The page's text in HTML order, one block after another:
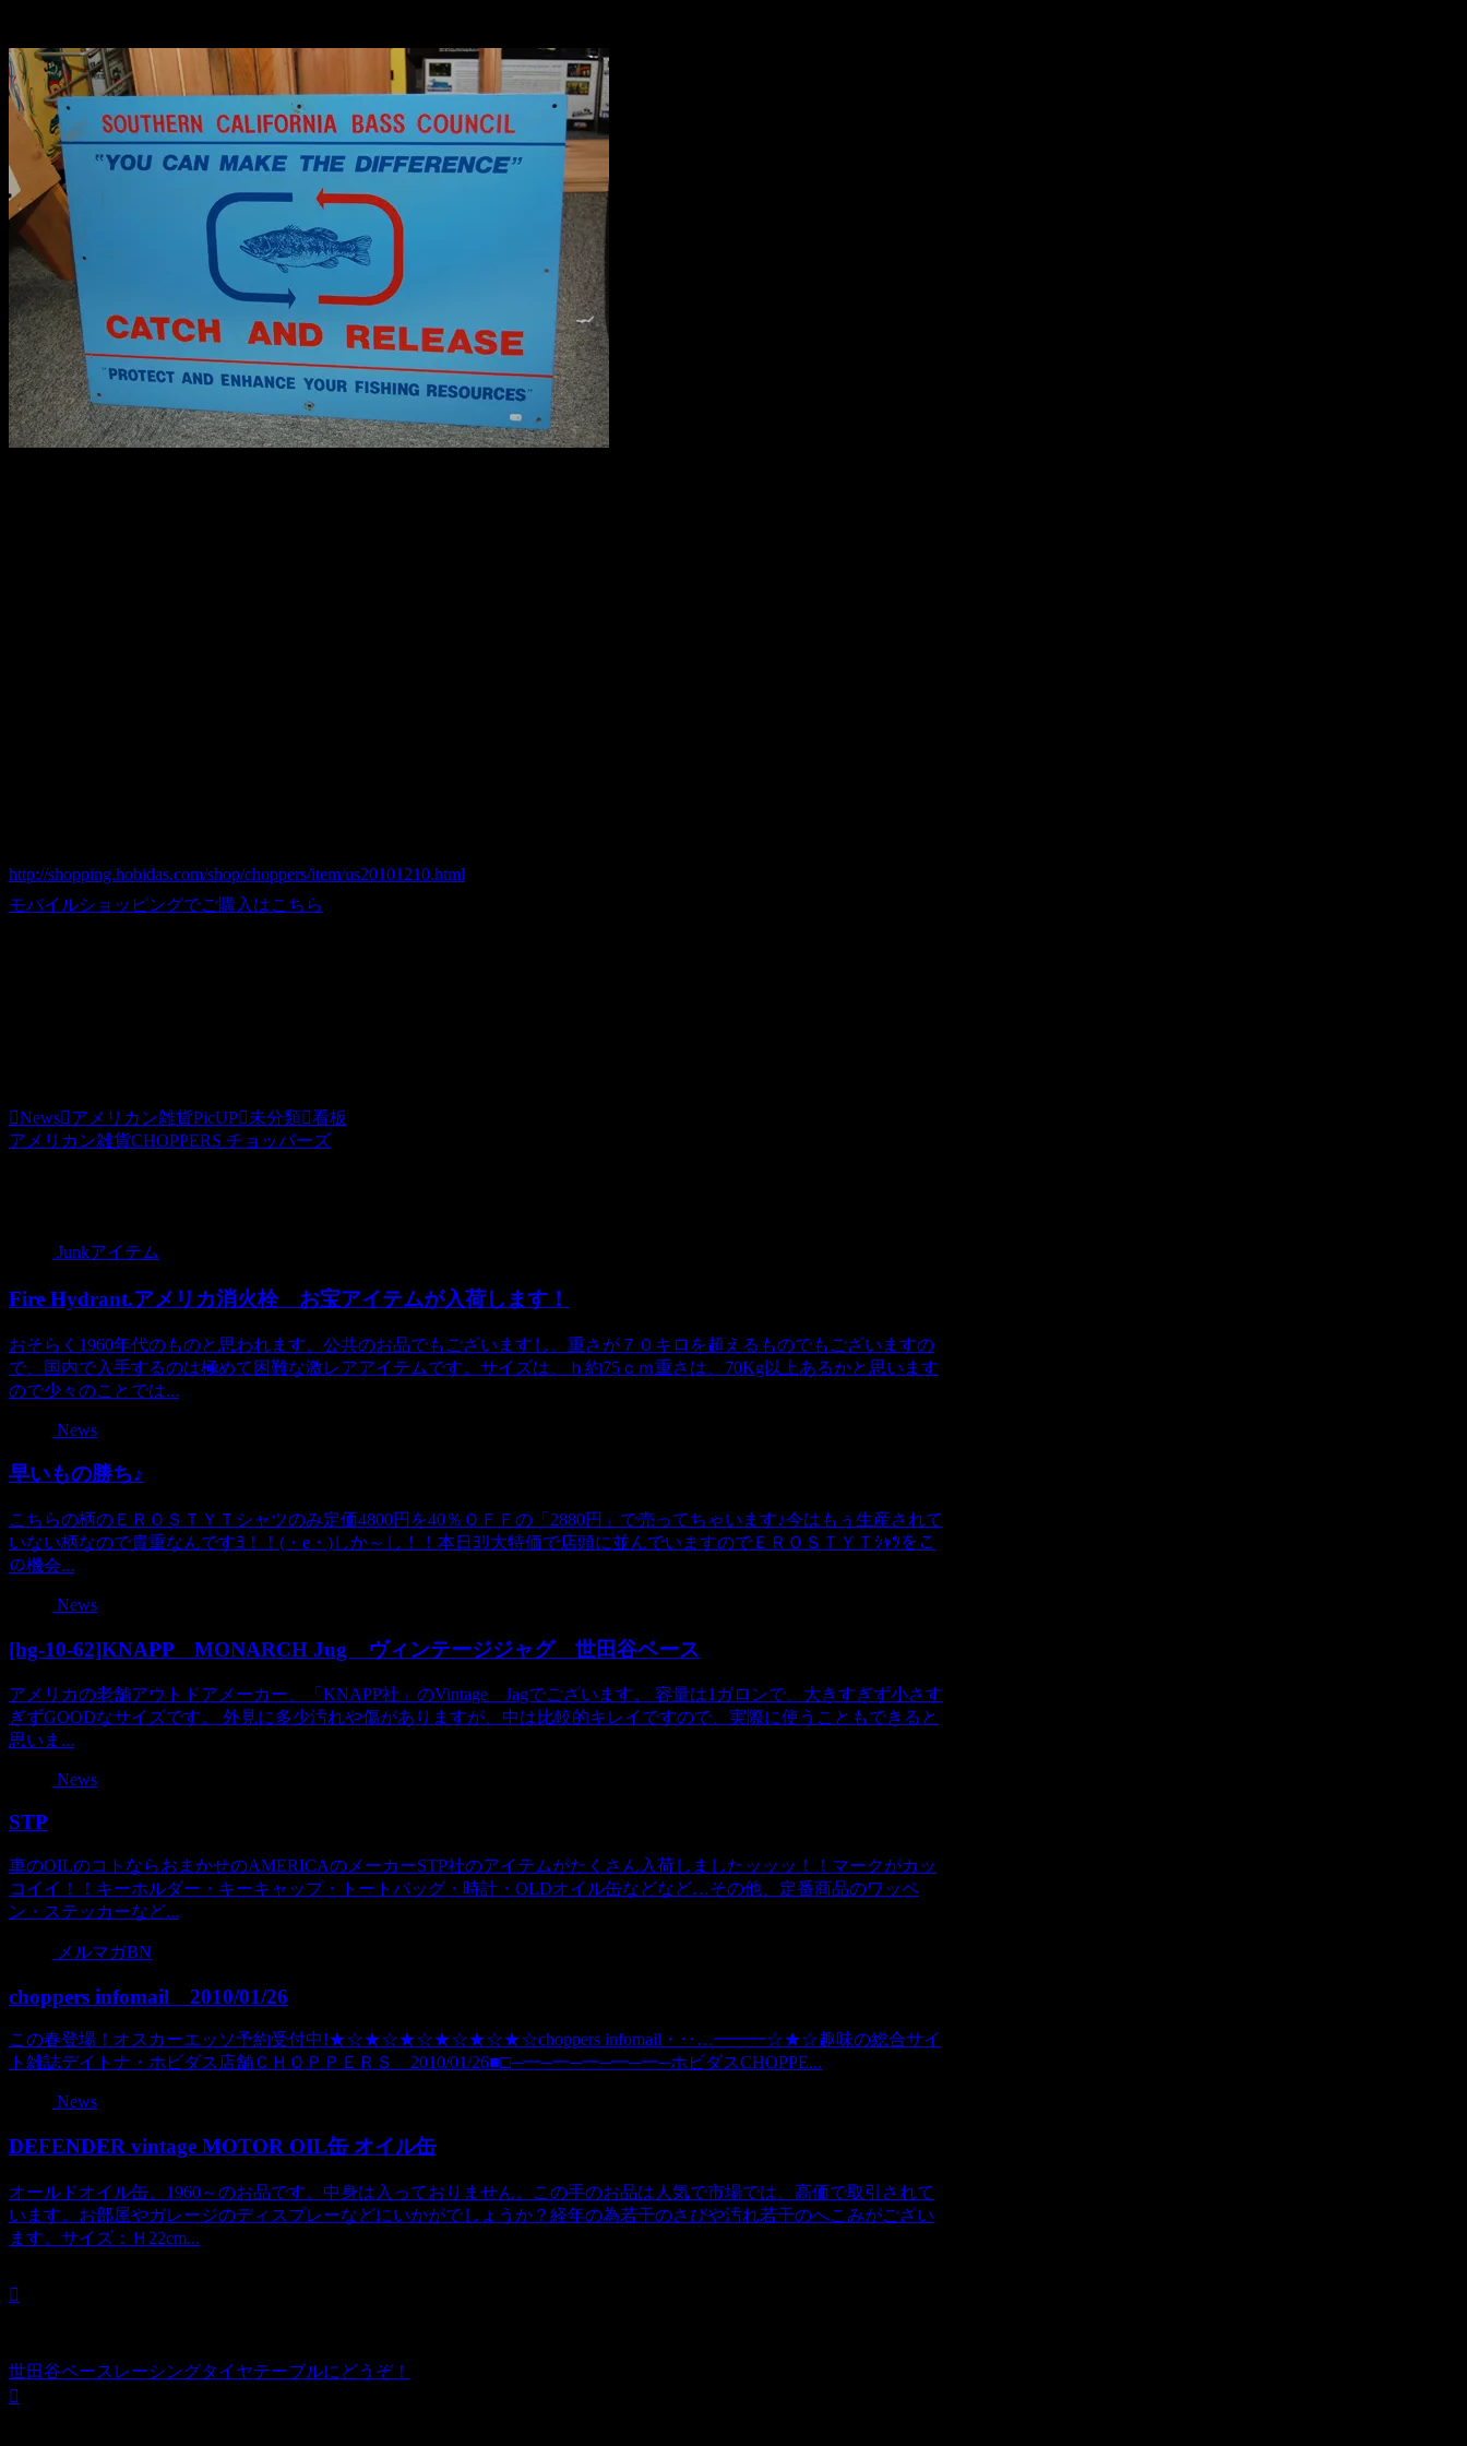
http://shopping.hobidas.com/shop/choppers/item/us20101210.html
モバイルショッピングでご購入はこちら
News アメリカン雑貨PicUP 未分類 看板
アメリカン雑貨CHOPPERS チョッパーズ
Junkアイテム
Fire Hydrant.アメリカ消火栓 お宝アイテムが入荷します！
おそらく1960年代のものと思われます。公共のお品でもございますし、重さが７０キロを超えるものでもございますの
で、国内で入手するのは極めて困難な激レアアイテムです。サイズは、ｈ約75ｃｍ重さは、70Kg以上あるかと思います
ので少々のことでは...
News
早いもの勝ち♪
こちらの柄のＥＲＯＳＴＹＴシャツのみ定価4800円を40％ＯＦＦの「2880円」で売ってちゃいます♪今はもぅ生産されて
いない柄なので貴重なんですﾖ！！(・e・)しか～し！！本日ﾖﾘ大特価で店頭に並んでいますのでＥＲＯＳＴＹＴｼｬﾂをこ
の機会...
News
[hg-10-62]KNAPP MONARCH Jug ヴィンテージジャグ 世田谷ベース
アメリカの老舗アウトドアメーカー、「KNAPP社」のVintage Jagでございます。 容量は1ガロンで、大きすぎず小さす
ぎずGOODなサイズです。 外見に多少汚れや傷がありますが、中は比較的キレイですので、実際に使うこともできると
思いま...
News
STP
車のOILのコトならおまかせのAMERICAのメーカーSTP社のアイテムがたくさん入荷しましたッッッ！！マークがカッ
コイイ！！キーホルダー・キーキャップ・トートバッグ・時計・OLDオイル缶などなど…その他、定番商品のワッペ
ン・ステッカーなど...
メルマガBN
choppers infomail 2010/01/26
この春登場！オスカーエッソ予約受付中!★☆★☆★☆★☆★☆★☆choppers infomail・‥…━━━☆★☆趣味の総合サイ
ト雑誌デイトナ・ホビダス店舗ＣＨＯＰＰＥＲＳ 2010/01/26■□─━─━─━─━─━─ホビダスCHOPPE...
News
DEFENDER vintage MOTOR OIL缶 オイル缶
オールドオイル缶。1960～のお品です。中身は入っておりません。この手のお品は人気で市場では、高価で取引されて
います。お部屋やガレージのディスプレーなどにいかがでしょうか？経年の為若干のさびや汚れ若干のへこみがござい
ます。サイズ：Ｈ22cm...
世田谷ベースレーシングタイヤテーブルにどうぞ！